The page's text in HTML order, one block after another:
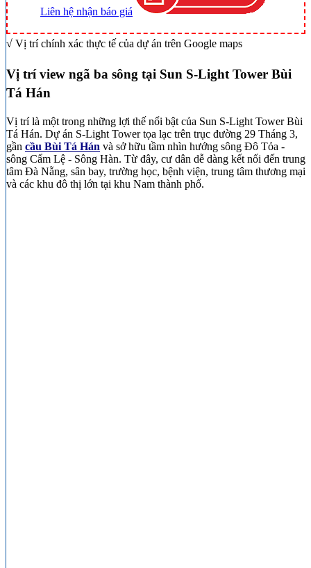
Liên hệ nhận báo giá
√ Vị trí chính xác thực tế của dự án trên Google maps
Vị trí view ngã ba sông tại Sun S-Light Tower Bùi
Tá Hán
Vị trí là một trong những lợi thế nổi bật của Sun S-Light Tower Bùi
Tá Hán. Dự án S-Light Tower tọa lạc trên trục đường 29 Tháng 3,
gần cầu Bùi Tá Hán và sở hữu tầm nhìn hướng sông Đô Tỏa -
sông Cẩm Lệ - Sông Hàn. Từ đây, cư dân dễ dàng kết nối đến trung
tâm Đà Nẵng, sân bay, trường học, bệnh viện, trung tâm thương mại
và các khu đô thị lớn tại khu Nam thành phố.